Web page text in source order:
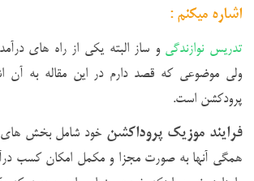
اشاره میکنم :
تدریس نوازندگیو ساز البته یکی از راه های
ولی موضوعی که قصد دارم در این مقاله به آن
پرودکشن است.
فرایند موزیک پروداکشن خود شامل بخش های
همگی آنها به صورت مجزا و مکمل امکان کسب